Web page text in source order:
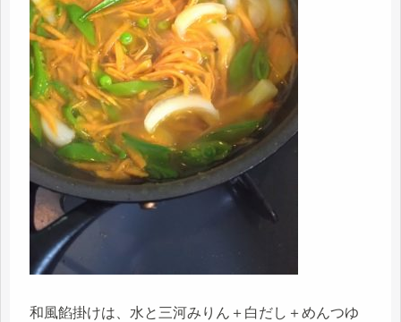
和風餡掛けは、水と三河みりん＋白だし＋めんつゆ